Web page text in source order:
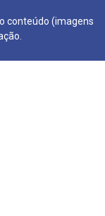
conteúdo (imagens